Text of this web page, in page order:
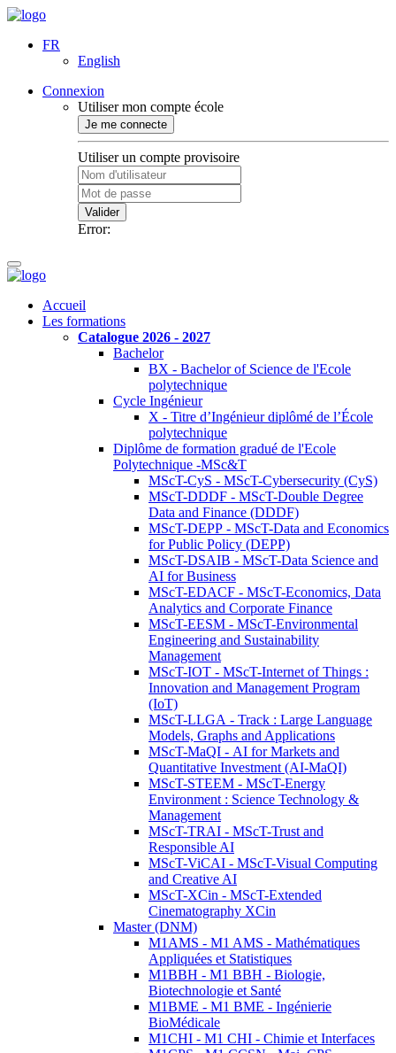
FR
English
Connexion
Utiliser mon compte école
Je me connecte
Utiliser un compte provisoire
Valider
Error:
Accueil
Les formations
Catalogue 2026 - 2027
Bachelor
BX - Bachelor of Science de l'Ecole
polytechnique
Cycle Ingénieur
X - Titre d’Ingénieur diplômé de l’École
polytechnique
Diplôme de formation gradué de l'Ecole
Polytechnique -MSc&T
MScT-CyS - MScT-Cybersecurity (CyS)
MScT-DDDF - MScT-Double Degree
Data and Finance (DDDF)
MScT-DEPP - MScT-Data and Economics
for Public Policy (DEPP)
MScT-DSAIB - MScT-Data Science and
AI for Business
MScT-EDACF - MScT-Economics, Data
Analytics and Corporate Finance
MScT-EESM - MScT-Environmental
Engineering and Sustainability
Management
MScT-IOT - MScT-Internet of Things :
Innovation and Management Program
(IoT)
MScT-LLGA - Track : Large Language
Models, Graphs and Applications
MScT-MaQI - AI for Markets and
Quantitative Investment (AI-MaQI)
MScT-STEEM - MScT-Energy
Environment : Science Technology &
Management
MScT-TRAI - MScT-Trust and
Responsible AI
MScT-ViCAI - MScT-Visual Computing
and Creative AI
MScT-XCin - MScT-Extended
Cinematography XCin
Master (DNM)
M1AMS - M1 AMS - Mathématiques
Appliquées et Statistiques
M1BBH - M1 BBH - Biologie,
Biotechnologie et Santé
M1BME - M1 BME - Ingénierie
BioMédicale
M1CHI - M1 CHI - Chimie et Interfaces